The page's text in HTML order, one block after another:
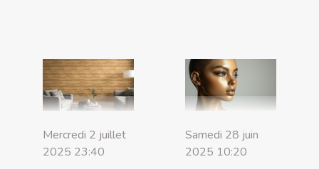
Mercredi 2 juillet
2025 23:40
Samedi 28 juin
2025 10:20